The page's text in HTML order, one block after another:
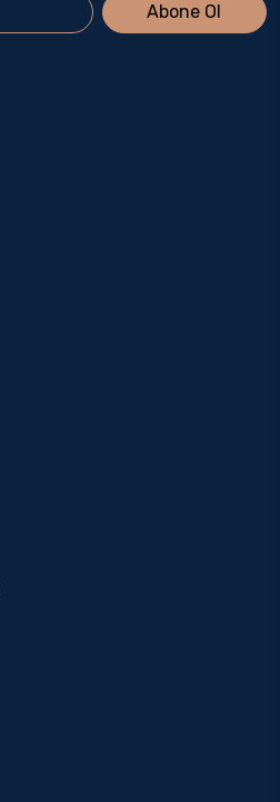
Abone Ol